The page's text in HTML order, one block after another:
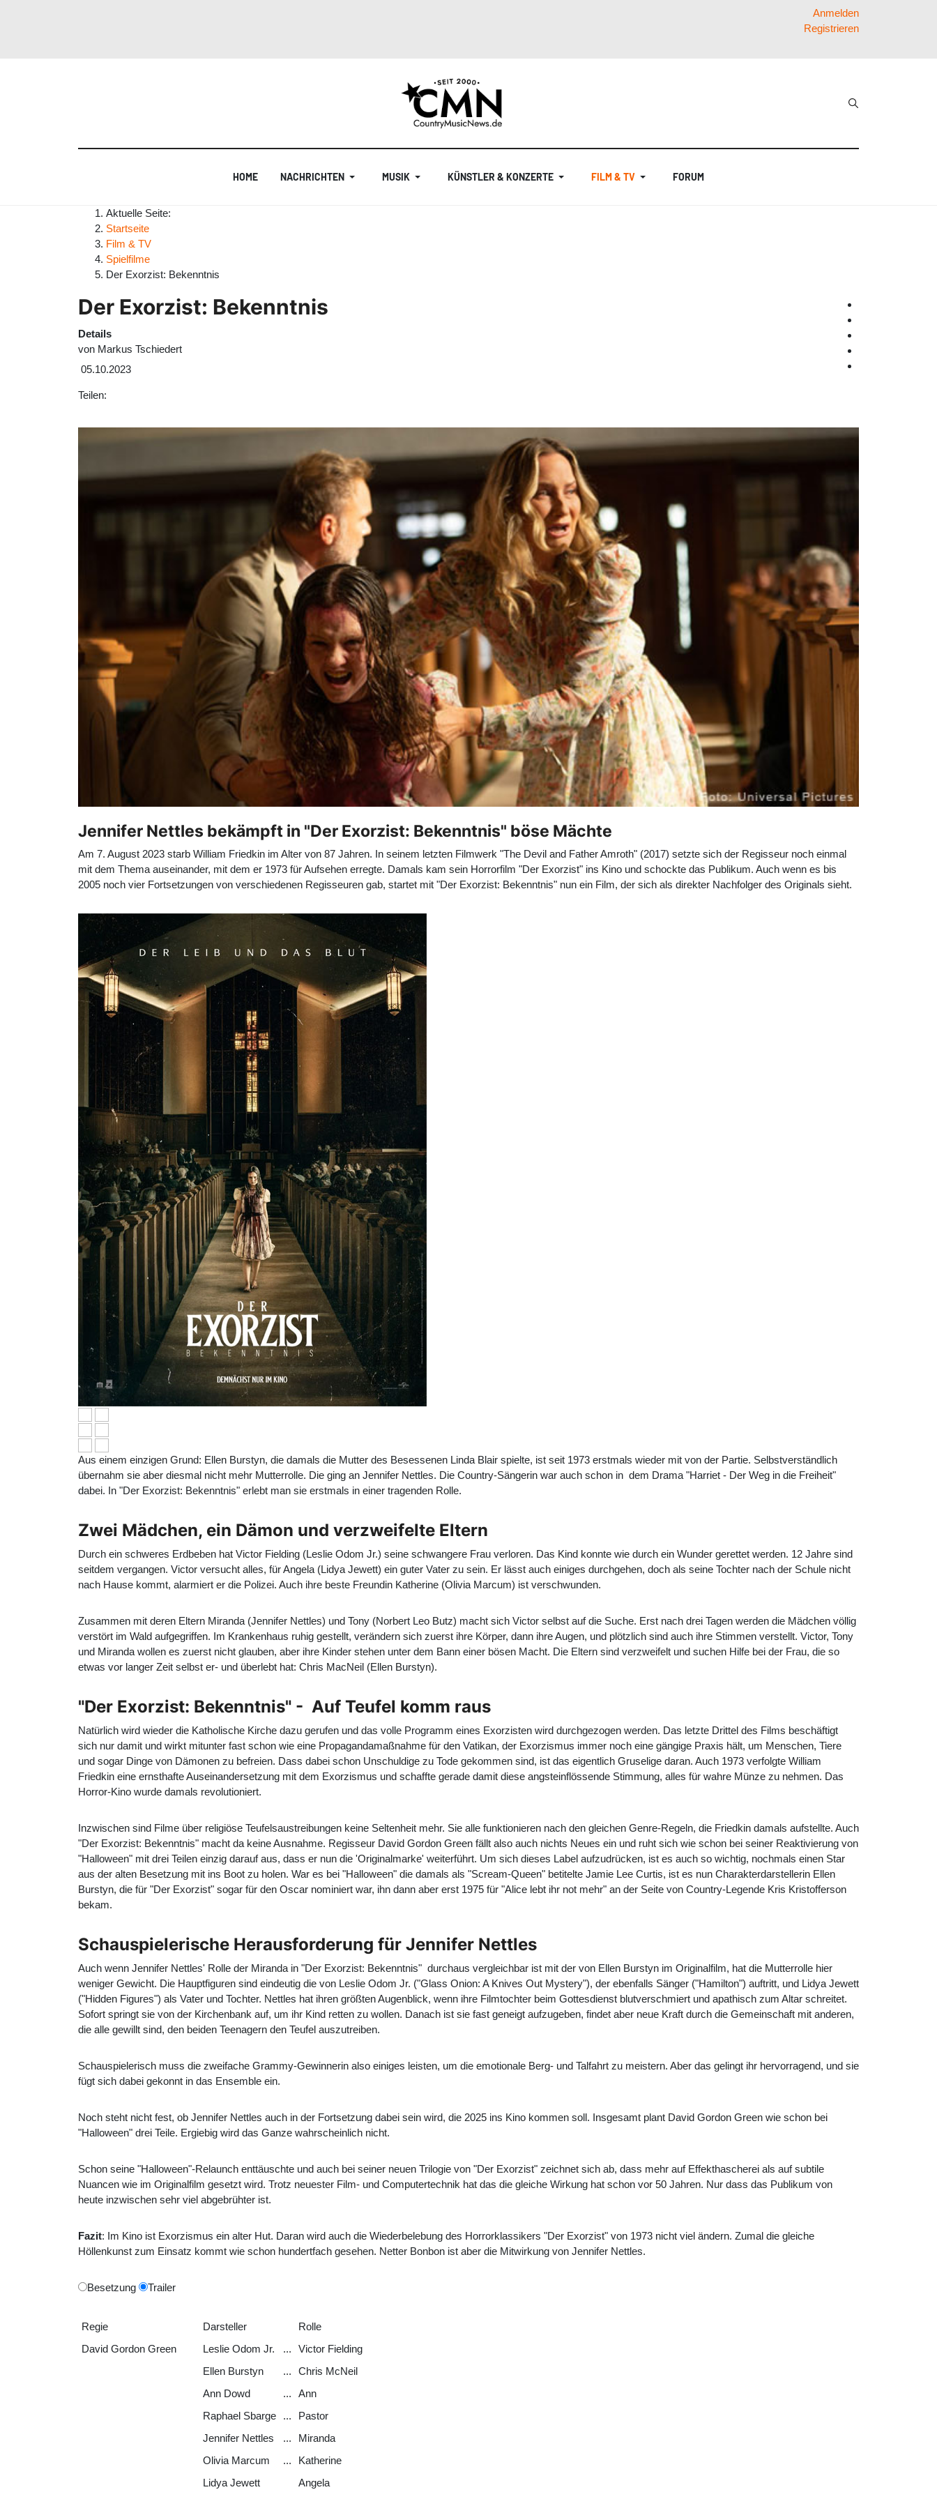
Anmelden
Registrieren
HOME NACHRICHTEN MUSIK KÜNSTLER & KONZERTE FILM & TV FORUM
Aktuelle Seite:
Startseite
Film & TV
Spielfilme
Der Exorzist: Bekenntnis
Der Exorzist: Bekenntnis
Details
von Markus Tschiedert
05.10.2023
Teilen:
Jennifer Nettles bekämpft in "Der Exorzist: Bekenntnis" böse Mächte
Am 7. August 2023 starb William Friedkin im Alter von 87 Jahren. In seinem letzten Filmwerk "The Devil and Father Amroth" (2017) setzte sich der Regisseur noch einmal
mit dem Thema auseinander, mit dem er 1973 für Aufsehen erregte. Damals kam sein Horrorfilm "Der Exorzist" ins Kino und schockte das Publikum. Auch wenn es bis
2005 noch vier Fortsetzungen von verschiedenen Regisseuren gab, startet mit "Der Exorzist: Bekenntnis" nun ein Film, der sich als direkter Nachfolger des Originals sieht.
Aus einem einzigen Grund: Ellen Burstyn, die damals die Mutter des Besessenen Linda Blair spielte, ist seit 1973 erstmals wieder mit von der Partie. Selbstverständlich
übernahm sie aber diesmal nicht mehr Mutterrolle. Die ging an Jennifer Nettles. Die Country-Sängerin war auch schon in dem Drama "Harriet - Der Weg in die Freiheit"
dabei. In "Der Exorzist: Bekenntnis" erlebt man sie erstmals in einer tragenden Rolle.
Zwei Mädchen, ein Dämon und verzweifelte Eltern
Durch ein schweres Erdbeben hat Victor Fielding (Leslie Odom Jr.) seine schwangere Frau verloren. Das Kind konnte wie durch ein Wunder gerettet werden. 12 Jahre sind
seitdem vergangen. Victor versucht alles, für Angela (Lidya Jewett) ein guter Vater zu sein. Er lässt auch einiges durchgehen, doch als seine Tochter nach der Schule nicht
nach Hause kommt, alarmiert er die Polizei. Auch ihre beste Freundin Katherine (Olivia Marcum) ist verschwunden.
Zusammen mit deren Eltern Miranda (Jennifer Nettles) und Tony (Norbert Leo Butz) macht sich Victor selbst auf die Suche. Erst nach drei Tagen werden die Mädchen völlig
verstört im Wald aufgegriffen. Im Krankenhaus ruhig gestellt, verändern sich zuerst ihre Körper, dann ihre Augen, und plötzlich sind auch ihre Stimmen verstellt. Victor, Tony
und Miranda wollen es zuerst nicht glauben, aber ihre Kinder stehen unter dem Bann einer bösen Macht. Die Eltern sind verzweifelt und suchen Hilfe bei der Frau, die so
etwas vor langer Zeit selbst er- und überlebt hat: Chris MacNeil (Ellen Burstyn).
"Der Exorzist: Bekenntnis" - Auf Teufel komm raus
Natürlich wird wieder die Katholische Kirche dazu gerufen und das volle Programm eines Exorzisten wird durchgezogen werden. Das letzte Drittel des Films beschäftigt
sich nur damit und wirkt mitunter fast schon wie eine Propagandamaßnahme für den Vatikan, der Exorzismus immer noch eine gängige Praxis hält, um Menschen, Tiere
und sogar Dinge von Dämonen zu befreien. Dass dabei schon Unschuldige zu Tode gekommen sind, ist das eigentlich Gruselige daran. Auch 1973 verfolgte William
Friedkin eine ernsthafte Auseinandersetzung mit dem Exorzismus und schaffte gerade damit diese angsteinflössende Stimmung, alles für wahre Münze zu nehmen. Das
Horror-Kino wurde damals revolutioniert.
Inzwischen sind Filme über religiöse Teufelsaustreibungen keine Seltenheit mehr. Sie alle funktionieren nach den gleichen Genre-Regeln, die Friedkin damals aufstellte. Auch
"Der Exorzist: Bekenntnis" macht da keine Ausnahme. Regisseur David Gordon Green fällt also auch nichts Neues ein und ruht sich wie schon bei seiner Reaktivierung von
"Halloween" mit drei Teilen einzig darauf aus, dass er nun die 'Originalmarke' weiterführt. Um sich dieses Label aufzudrücken, ist es auch so wichtig, nochmals einen Star
aus der alten Besetzung mit ins Boot zu holen. War es bei "Halloween" die damals als "Scream-Queen" betitelte Jamie Lee Curtis, ist es nun Charakterdarstellerin Ellen
Burstyn, die für "Der Exorzist" sogar für den Oscar nominiert war, ihn dann aber erst 1975 für "Alice lebt ihr not mehr" an der Seite von Country-Legende Kris Kristofferson
bekam.
Schauspielerische Herausforderung für Jennifer Nettles
Auch wenn Jennifer Nettles' Rolle der Miranda in "Der Exorzist: Bekenntnis" durchaus vergleichbar ist mit der von Ellen Burstyn im Originalfilm, hat die Mutterrolle hier
weniger Gewicht. Die Hauptfiguren sind eindeutig die von Leslie Odom Jr. ("Glass Onion: A Knives Out Mystery"), der ebenfalls Sänger ("Hamilton") auftritt, und Lidya Jewett
("Hidden Figures") als Vater und Tochter. Nettles hat ihren größten Augenblick, wenn ihre Filmtochter beim Gottesdienst blutverschmiert und apathisch zum Altar schreitet.
Sofort springt sie von der Kirchenbank auf, um ihr Kind retten zu wollen. Danach ist sie fast geneigt aufzugeben, findet aber neue Kraft durch die Gemeinschaft mit anderen,
die alle gewillt sind, den beiden Teenagern den Teufel auszutreiben.
Schauspielerisch muss die zweifache Grammy-Gewinnerin also einiges leisten, um die emotionale Berg- und Talfahrt zu meistern. Aber das gelingt ihr hervorragend, und sie
fügt sich dabei gekonnt in das Ensemble ein.
Noch steht nicht fest, ob Jennifer Nettles auch in der Fortsetzung dabei sein wird, die 2025 ins Kino kommen soll. Insgesamt plant David Gordon Green wie schon bei
"Halloween" drei Teile. Ergiebig wird das Ganze wahrscheinlich nicht.
Schon seine "Halloween"-Relaunch enttäuschte und auch bei seiner neuen Trilogie von "Der Exorzist" zeichnet sich ab, dass mehr auf Effekthascherei als auf subtile
Nuancen wie im Originalfilm gesetzt wird. Trotz neuester Film- und Computertechnik hat das die gleiche Wirkung hat schon vor 50 Jahren. Nur dass das Publikum von
heute inzwischen sehr viel abgebrühter ist.
Fazit: Im Kino ist Exorzismus ein alter Hut. Daran wird auch die Wiederbelebung des Horrorklassikers "Der Exorzist" von 1973 nicht viel ändern. Zumal die gleiche
Höllenkunst zum Einsatz kommt wie schon hundertfach gesehen. Netter Bonbon ist aber die Mitwirkung von Jennifer Nettles.
Besetzung Trailer
Regie Darsteller
Rolle
David Gordon Green
Leslie Odom Jr. ...
Victor Fielding
Ellen Burstyn
...
Chris McNeil
Ann Dowd
...
Ann
Raphael Sbarge
...
Pastor
Jennifer Nettles
...
Miranda
Olivia Marcum
...
Katherine
Lidya Jewett
Angela